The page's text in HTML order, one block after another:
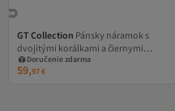
GT Collection Pánsky náramok s
dvojitými korálkami a čiernymi
ónyxovými energetickými kameňmi,
univerzálna veľkosť a nastaviteľná
Doručenie zdarma
59,97€